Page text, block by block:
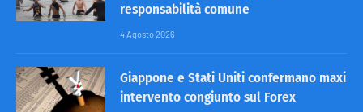
responsabilità comune
4 Agosto 2026
Giappone e Stati Uniti confermano maxi
intervento congiunto sul Forex